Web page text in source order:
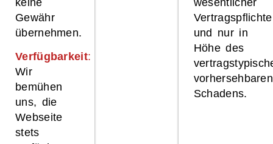
Gewähr
übernehmen.
Verfügbarkeit:
Wir
bemühen
uns, die
Webseite
stets
und nur in
Höhe des
vorhersehbaren
Schadens.